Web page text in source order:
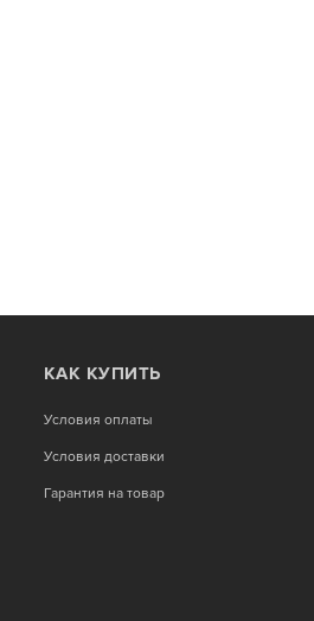
КАК КУПИТЬ
Условия оплаты
Условия доставки
Гарантия на товар